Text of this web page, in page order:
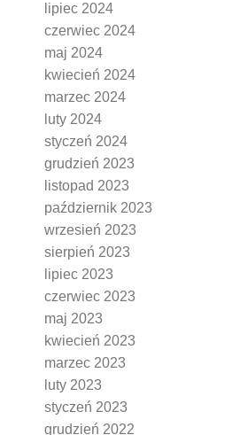
lipiec 2024
czerwiec 2024
maj 2024
kwiecień 2024
marzec 2024
luty 2024
styczeń 2024
grudzień 2023
listopad 2023
październik 2023
wrzesień 2023
sierpień 2023
lipiec 2023
czerwiec 2023
maj 2023
kwiecień 2023
marzec 2023
luty 2023
styczeń 2023
grudzień 2022